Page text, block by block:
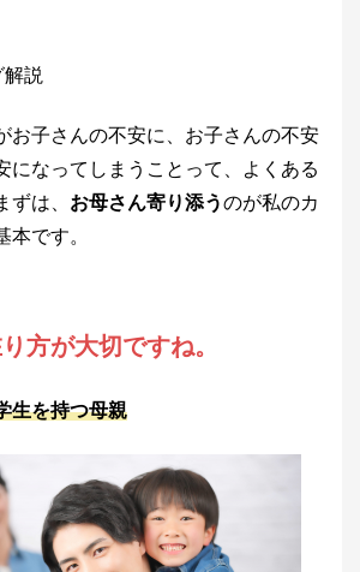
説
お子さんの不安に、お子さんの不安
になってしまうことって、よくある
ずは、 お母さん寄り添うのが私のカ
本です。
方が大切ですね。
生を持つ母親